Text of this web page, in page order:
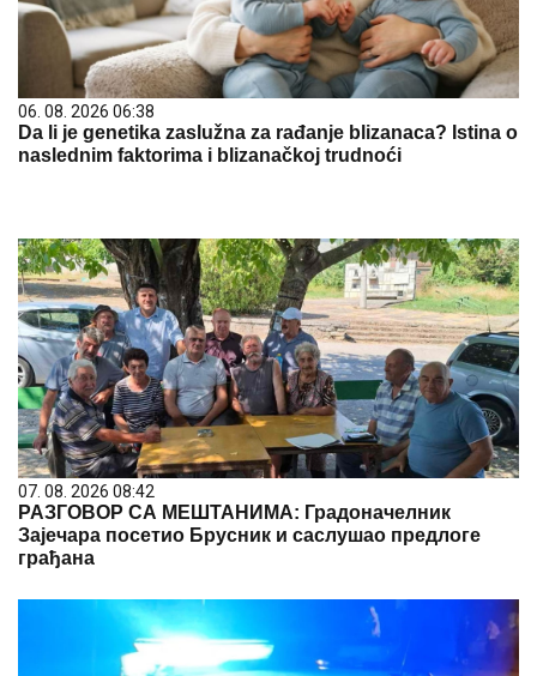
06. 08. 2026 06:38
Da li je genetika zaslužna za rađanje blizanaca? Istina o
naslednim faktorima i blizanačkoj trudnoći
07. 08. 2026 08:42
РАЗГОВОР СА МЕШТАНИМА: Градоначелник
Зајечара посетио Брусник и саслушао предлоге
грађана